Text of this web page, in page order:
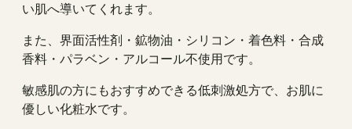
い肌へ導いてくれます。
また、界面活性剤・鉱物油・シリコン・着色料・合成
香料・パラベン・アルコール不使用です。
敏感肌の方にもおすすめできる低刺激処方で、お肌に
優しい化粧水です。